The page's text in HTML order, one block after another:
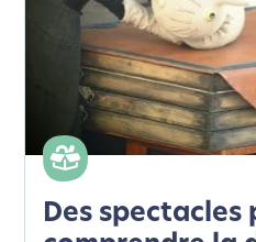
Des spectacles